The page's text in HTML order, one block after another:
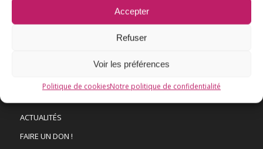
Accepter
Refuser
Voir les préférences
Politique de cookiesNotre politique de confidentialité
E3M interpelle le Ministre de la Santé
ACTUALITÉS
FAIRE UN DON !